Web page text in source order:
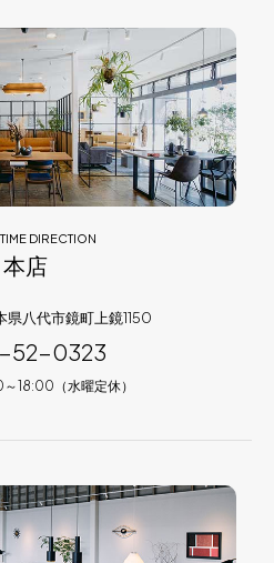
DIRECTION
本店
県八代市鏡町上鏡1150
52-0323
18:00（水曜定休）